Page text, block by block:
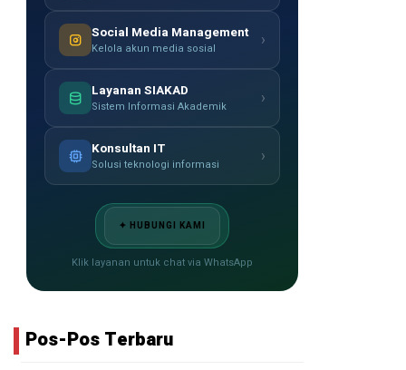
Social Media Management
Kelola akun media sosial ›
Layanan SIAKAD
Sistem Informasi Akademik ›
Konsultan IT
Solusi teknologi informasi ›
✦ HUBUNGI KAMI
Klik layanan untuk chat via WhatsApp
Pos-Pos Terbaru